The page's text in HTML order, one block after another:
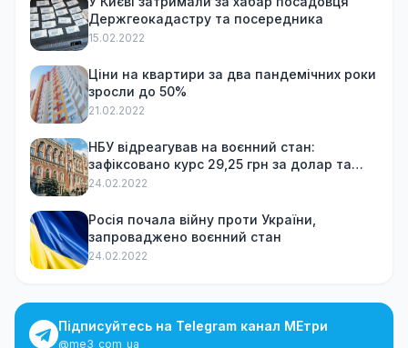
Держгеокадастру та посередника
15.02.2022
Ціни на квартири за два пандемічних роки
зросли до 50%
21.02.2022
НБУ відреагував на воєнний стан:
зафіксовано курс 29,25 грн за долар та
обмежив зняття готівки
24.02.2022
Росія почала війну проти України,
запроваджено воєнний стан
24.02.2022
Підписуйтесь на Telegram канал МЕтри
@me3_com_ua